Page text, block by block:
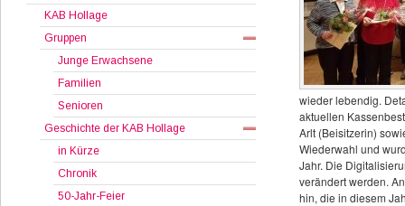
KAB Hollage
Gruppen
Junge Erwachsene
Familien
Senioren
Geschichte der KAB Hollage
in Kürze
Chronik
50-Jahr-Feier
wieder lebendig.
aktuellen
Arlt (Beisitzerin)
Wiederwahl und
Jahr. Die
verändert werden.
hin, die in diesem